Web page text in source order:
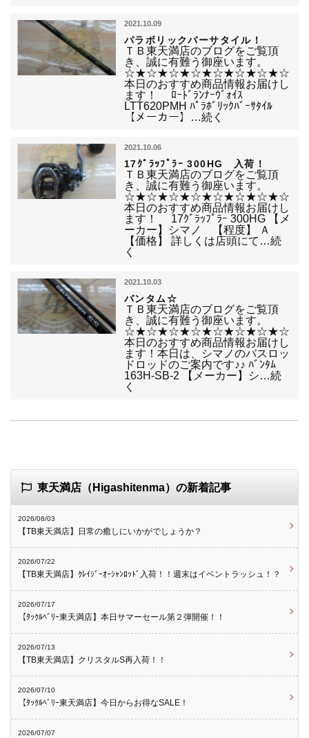
2021.10.09
パラボリックバーサタイル！
ＴＢ東天満店のブログをご覧頂
き、誠に有難う御座います。
☆★☆★☆★☆★☆★☆★☆★☆
本日のおすすめ商品情報お届けし
ます！ ﾛｰﾄﾞﾗﾝﾅｰｳﾞｫｲｽ
LTT620PMH ﾊﾟﾗﾎﾞﾘｯｸﾊﾞｰｻﾀｲﾙ
【メーカー】…続く
2021.10.06
17ｸﾞﾗｯﾌﾟﾗｰ 300HG 入荷！
ＴＢ東天満店のブログをご覧頂
き、誠に有難う御座います。
☆★☆★☆★☆★☆★☆★☆★☆
本日のおすすめ商品情報お届けし
ます！ 17ｸﾞﾗｯﾌﾟﾗｰ 300HG 【メ
ーカー】シマノ 【程度】 Ａ
【価格】 詳しくは店頭にて…続
く
2021.10.03
バンタム☆
ＴＢ東天満店のブログをご覧頂
き、誠に有難う御座います。
☆★☆★☆★☆★☆★☆★☆★☆
本日のおすすめ商品情報お届けし
ます！本日は、シマノのバスロッ
ドロッドのご案内です♪♪ ﾊﾞﾝﾀﾑ
163H-SB-2 【メーカー】シ…続
く
東天満店（Higashitenma）の新着記事
2026/08/03
【TB東天満店】日常の癒しにいかがでしょうか？
2026/07/22
【TB東天満店】ｸﾚｲｼﾞｰｵｰｼｬﾝﾛｯﾄﾞ入荷！！週末はイベントラッシュ！？
2026/07/17
【ﾀｯｸﾙﾍﾞﾘｰ東天満店】本日サマーセール第２弾開催！！
2026/07/13
【TB東天満店】クリスタルS再入荷！！
2026/07/10
【ﾀｯｸﾙﾍﾞﾘｰ東天満店】今日からお得なSALE！
2026/07/07